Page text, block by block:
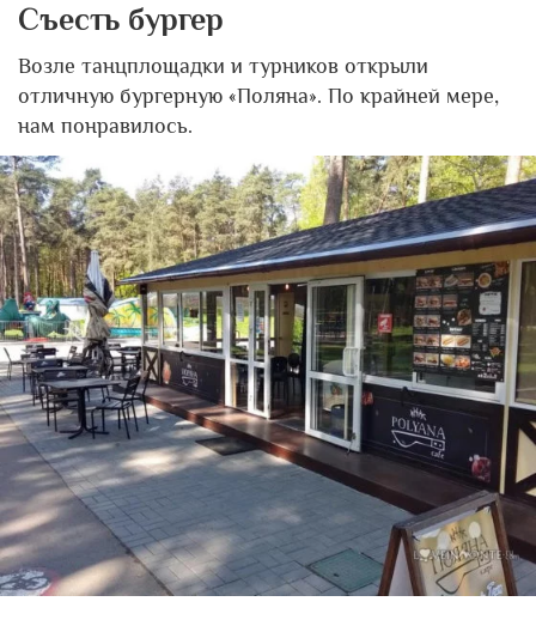
Съесть бургер
Возле танцплощадки и турников открыли
отличную бургерную «Поляна». По крайней мере,
нам понравилось.